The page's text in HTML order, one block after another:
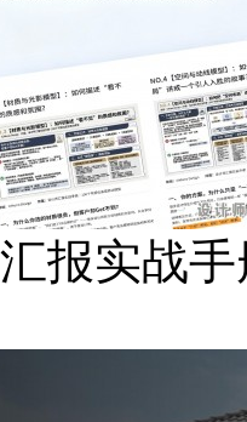
报实战